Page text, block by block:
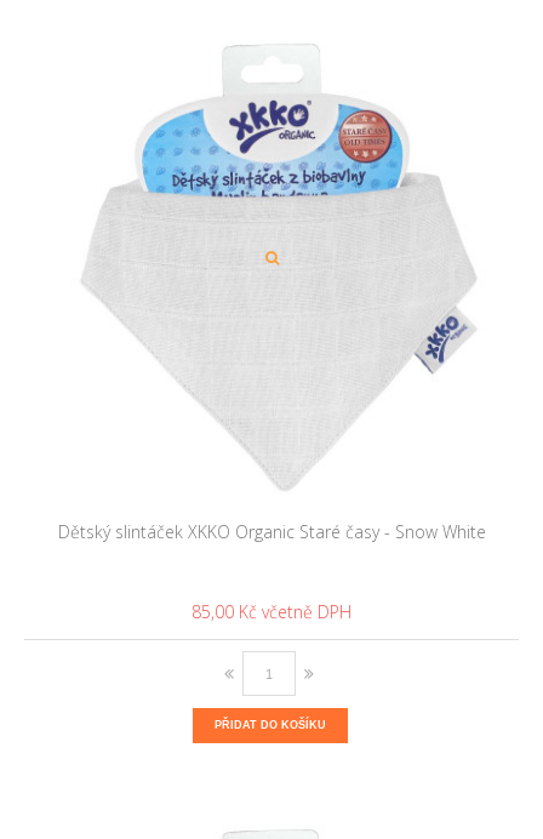
Dětský slintáček XKKO Organic Staré časy - Snow White
85,00 Kč
PŘIDAT DO KOŠÍKU